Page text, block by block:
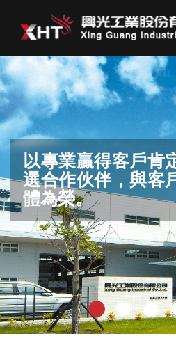
以專業贏得客戶肯
選合作伙伴，與客
體為榮。
專業團隊勇於開拓
不斷投資未來
結合創意、智慧、
做出巨大貢獻。
滿足客戶要求，邁
保護環境，生生不